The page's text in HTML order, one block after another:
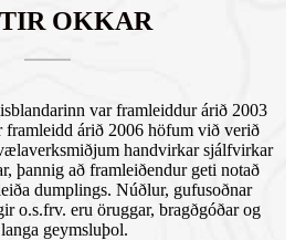
OKKAR
var framleiddur árið 2003
framleidd árið 2006 höfum við verið
handvirkar sjálfvirkar
þannig að framleiðendur geti notað
dumplings. Núðlur, gufusoðnar
o.s.frv. eru öruggar, bragðgóðar og
geymsluþol.